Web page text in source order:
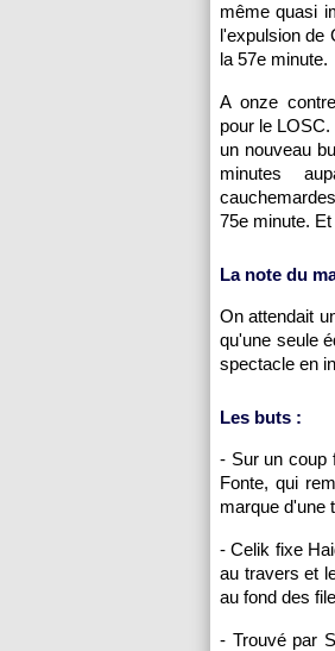
même quasi
l'expulsion de
la 57e minute.
A onze
pour le
un nouveau
minutes
75e minute.
La note du
On attendait
qu'une seule
spectacle en
Les buts :
- Sur un coup
Fonte, qui
marque d'une
- Celik fixe
au travers et
au fond des
- Trouvé par